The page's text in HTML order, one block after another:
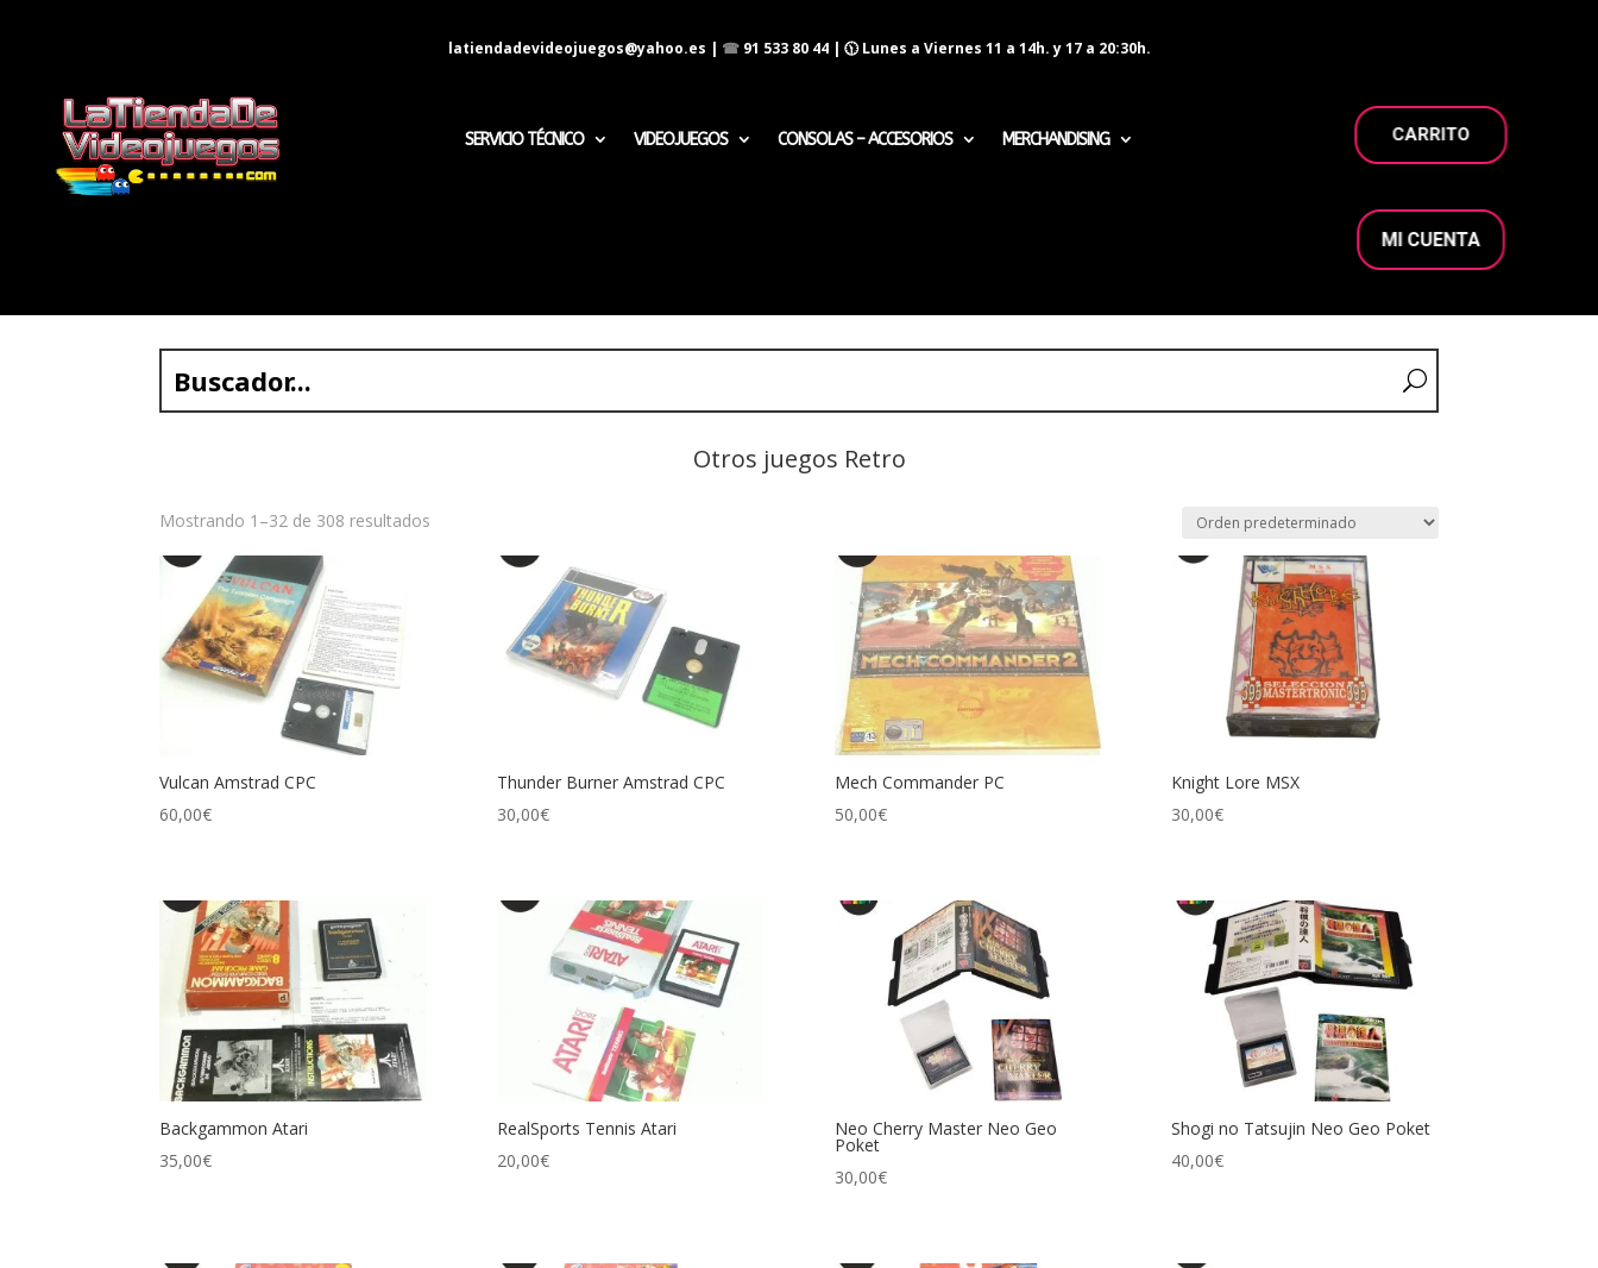
latiendadevideojuegos@yahoo.es | ☎ 91 533 80 44| 🕦 Lunes a Viernes 11 a 14h. y 17 a 20:30h.
SERVICIO TÉCNICO VIDEOJUEGOS CONSOLAS – ACCESORIOS MERCHANDISING CARRITO
MI CUENTA
Otros juegos Retro
Mostrando 1–32 de 308 resultados
Vulcan Amstrad CPC
60,00€
Thunder Burner Amstrad CPC
30,00€
Mech Commander PC
50,00€
Knight Lore MSX
30,00€
Backgammon Atari
35,00€
RealSports Tennis Atari
20,00€
Neo Cherry Master Neo Geo
Poket
30,00€
Shogi no Tatsujin Neo Geo Poket
40,00€